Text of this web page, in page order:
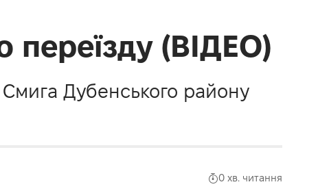
переїзду (ВІДЕО)
Дубенського району
0 хв. читання